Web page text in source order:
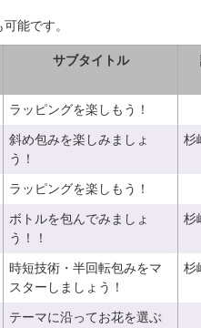
能です。
サブタイトル
ラッピングを楽しもう！
斜め包みを楽しみましょ
う！
杉
ラッピングを楽しもう！
ボトルを包んでみましょ
う！！
杉
時短技術・半回転包みをマ
スターしましょう！
杉
テーマに沿ってお花を選ぶ